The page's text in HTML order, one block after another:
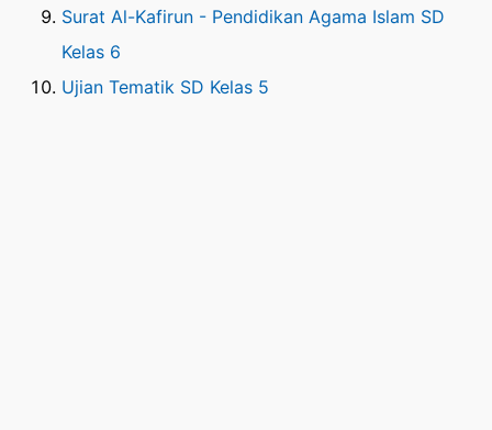
Surat Al-Kafirun - Pendidikan Agama Islam SD
Kelas 6
Ujian Tematik SD Kelas 5